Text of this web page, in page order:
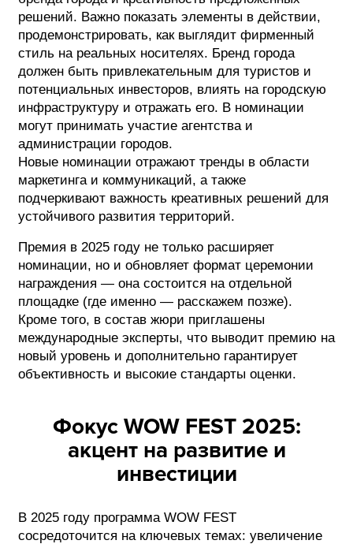
решений. Важно показать элементы в действии,
продемонстрировать, как выглядит фирменный
стиль на реальных носителях. Бренд города
должен быть привлекательным для туристов и
потенциальных инвесторов, влиять на городскую
инфраструктуру и отражать его. В номинации
могут принимать участие агентства и
администрации городов.
Новые номинации отражают тренды в области
маркетинга и коммуникаций, а также
подчеркивают важность креативных решений для
устойчивого развития территорий.
Премия в 2025 году не только расширяет
номинации, но и обновляет формат церемонии
награждения — она состоится на отдельной
площадке (где именно — расскажем позже).
Кроме того, в состав жюри приглашены
международные эксперты, что выводит премию на
новый уровень и дополнительно гарантирует
объективность и высокие стандарты оценки.
Фокус WOW FEST 2025:
акцент на развитие и
инвестиции
В 2025 году программа WOW FEST
сосредоточится на ключевых темах: увеличение